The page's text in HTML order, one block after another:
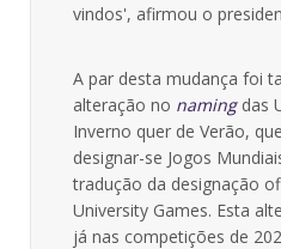
vindos', afirmou o
A par desta mudança foi
alteração no namingdas
Inverno quer de Verão,
designar-se Jogos
tradução da designação
University Games. Esta
já nas competições de